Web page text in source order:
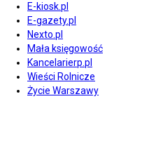
E-kiosk.pl
E-gazety.pl
Nexto.pl
Mała księgowość
Kancelarierp.pl
Wieści Rolnicze
Życie Warszawy